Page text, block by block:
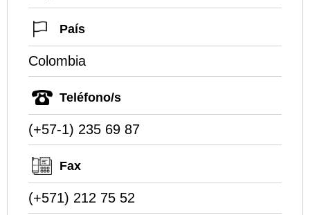
País
Colombia
Teléfono/s
(+57-1) 235 69 87
Fax
(+571) 212 75 52